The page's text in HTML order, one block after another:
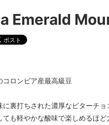
Emerald
ロンビア産最高級豆
裏打ちされた濃厚なビターチ
ても軽やかな酸味で楽しめるほ